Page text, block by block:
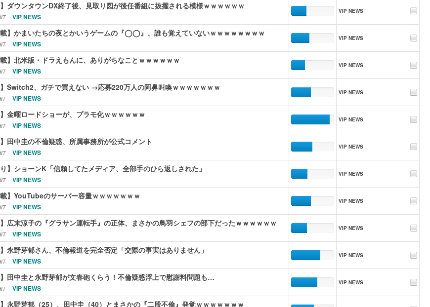
】ダウンタウンDX終了後、見取り図が後任番組に抜擢される模様ｗｗｗｗｗｗ
VIP NEWS
VIP NEWS
載】かまいたちの夜とかいうゲームの『◯◯』、誰も覚えていないｗｗｗｗｗｗｗｗ
VIP NEWS
VIP NEWS
載】北米版・ドラえもんに、ありがちなことｗｗｗｗｗｗ
VIP NEWS
VIP NEWS
】Switch2、ガチで買えない →応募220万人の阿鼻叫喚ｗｗｗｗｗｗｗ
VIP NEWS
VIP NEWS
】金曜ロードショーが、プラモ化ｗｗｗｗｗｗ
VIP NEWS
VIP NEWS
】田中圭の不倫疑惑、所属事務所が公式コメント
VIP NEWS
VIP NEWS
り】ショーンK「信頼してたメディア、全部手のひら返しされた」
VIP NEWS
VIP NEWS
載】YouTubeのサーバー容量ｗｗｗｗｗｗｗ
VIP NEWS
VIP NEWS
】広末涼子の『グラサン運転手』の正体、まさかの鳥羽シェフの部下だったｗｗｗｗｗｗ
VIP NEWS
VIP NEWS
】永野芽郁さん、不倫報道を完全否定「交際の事実はありません」
VIP NEWS
VIP NEWS
】田中圭と永野芽郁が文春砲くらう！不倫疑惑浮上で慰謝料問題も…
VIP NEWS
VIP NEWS
】永野芽郁（25）、田中圭（40）とまさかの『二股不倫』発覚ｗｗｗｗｗｗｗ